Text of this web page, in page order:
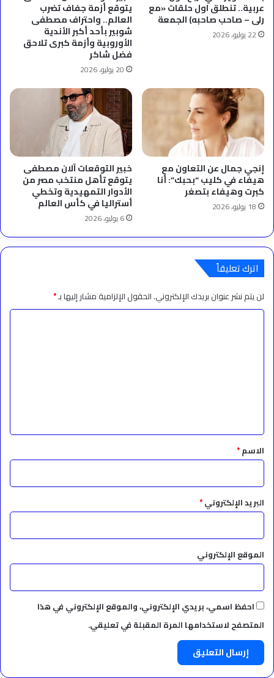
عربية.. تنطلق اول حلقات «مع
رلى – صاحب صاحبه) الجمعة
22 يوليو، 2026
يتوقع أزمة جفاف تضرب
العالم.. واحتراف مصطفى
شوبير بأحد أكبر الأندية
الأوروبية وأزمة كبرى تلاحق
فضل شاكر
20 يوليو، 2026
إنجي جمال عن التعاون مع
هيفاء في كليب “بحبك”: أنا
كبرت وهيفاء بتصغر
18 يوليو، 2026
خبير التوقعات آلان مصطفى
يتوقع تأهل منتخب مصر من
الأدوار التمهيدية وتخطي
أستراليا في كأس العالم
6 يوليو، 2026
اترك تعليقاً
لن يتم نشر عنوان بريدك الإلكتروني.الحقول الإلزامية مشار إليها بـ*
ق
*الاسم*
البريد الإلكتروني*
الموقع الإلكتروني
احفظ اسمي، بريدي الإلكتروني، والموقع الإلكتروني في هذا
المتصفح لاستخدامها المرة المقبلة في تعليقي.